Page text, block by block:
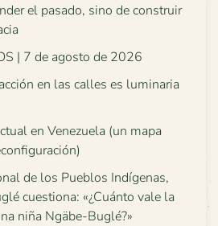
el pasado, sino de construir
| 7 de agosto de 2026
en las calles es luminaria
en Venezuela (un mapa
de los Pueblos Indígenas,
cuestiona: «¿Cuánto vale la
niña Ngäbe-Buglé?»